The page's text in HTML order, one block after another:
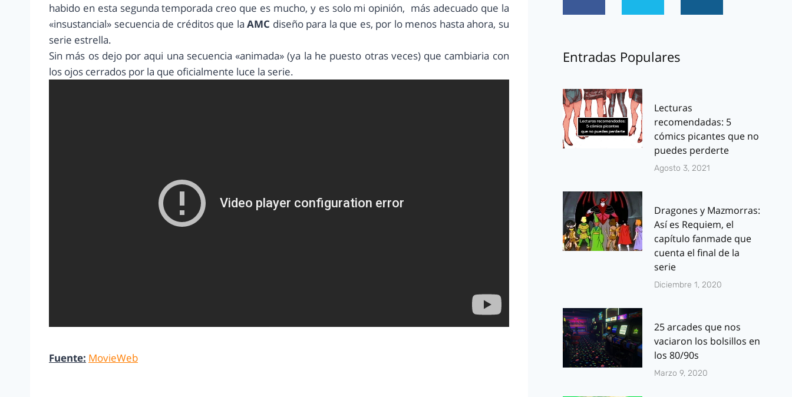
habido en esta segunda temporada creo que es mucho, y es solo mi opinión, más adecuado que la
«insustancial» secuencia de créditos que laAMC diseño para la que es, por lo menos hasta ahora, su
serie estrella.
Sin más os dejo por aqui una secuencia «animada» (ya la he puesto otras veces) que cambiaria con
los ojos cerrados por la que oficialmente luce la serie.
Fuente: MovieWeb
Entradas Populares
Lecturas
recomendadas: 5
cómics picantes que no
puedes perderte
Agosto 3, 2021
Dragones y Mazmorras:
Así es Requiem, el
capítulo fanmade que
cuenta el final de la
serie
Diciembre 1, 2020
25 arcades que nos
vaciaron los bolsillos en
los 80/90s
Marzo 9, 2020